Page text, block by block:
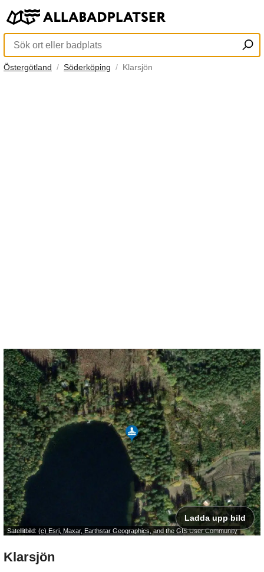
Östergötland Söderköping Klarsjön
Satellitbild: (c) Esri, Maxar, Earthstar Geographics, and the GIS User Community
Ladda upp bild
Klarsjön